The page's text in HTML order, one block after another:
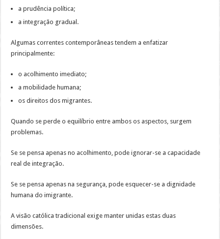
a prudência política;
a integração gradual.
Algumas correntes contemporâneas tendem a enfatizar
principalmente:
o acolhimento imediato;
a mobilidade humana;
os direitos dos migrantes.
Quando se perde o equilíbrio entre ambos os aspectos, surgem
problemas.
Se se pensa apenas no acolhimento, pode ignorar-se a capacidade
real de integração.
Se se pensa apenas na segurança, pode esquecer-se a dignidade
humana do imigrante.
A visão católica tradicional exige manter unidas estas duas
dimensões.